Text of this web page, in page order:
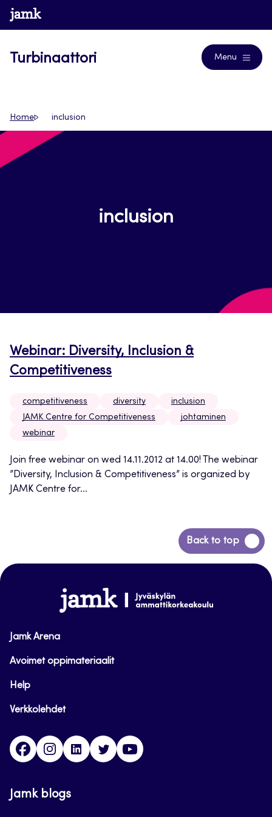
Siirry
suoraan
www.jamk.fi
Turbinaattori Menu
Home inclusion
inclusion
Webinar: Diversity, Inclusion &
Competitiveness
competitiveness diversity
inclusion
JAMK Centre for Competitiveness
johtaminen
webinar
Join free webinar on wed 14.11.2012 at 14.00! The webinar
”Diversity, Inclusion & Competitiveness” is organized by
JAMK Centre for...
Back to top
Siirry
takaisin
www.jamk.fi
Jamk Arena
Avoimet oppimateriaalit
Help
Verkkolehdet
FacebookInstagramLinkedinTwitter
Jamk blogs